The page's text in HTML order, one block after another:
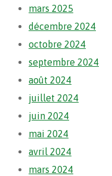
mars 2025
décembre 2024
octobre 2024
septembre 2024
août 2024
juillet 2024
juin 2024
mai 2024
avril 2024
mars 2024